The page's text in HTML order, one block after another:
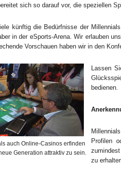
sich so darauf vor, die speziellen
künftig die Bedürfnisse der
in der eSports-Arena. Wir erlauben
Vorschauen haben wir in den
auch Online-Casinos erfinden
Generation attraktiv zu sein.
Lassen
bedienen.
Profilen
zu